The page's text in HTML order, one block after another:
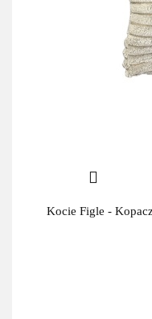
Kocie Figle -